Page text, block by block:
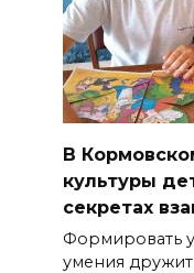
В
культуры
секретах
Формировать
умения